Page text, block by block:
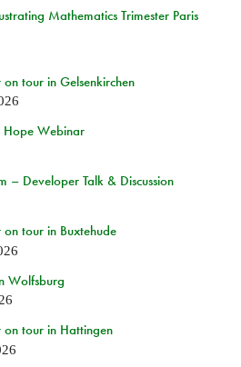
Mathematics Trimester Paris
tour in Gelsenkirchen
Webinar
– Developer Talk & Discussion
tour in Buxtehude
Wolfsburg
on tour in Hattingen